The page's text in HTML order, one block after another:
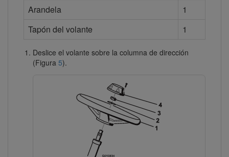
Arandela
1
Tapón del volante
1
Deslice el volante sobre la columna de dirección
(Figura 5).